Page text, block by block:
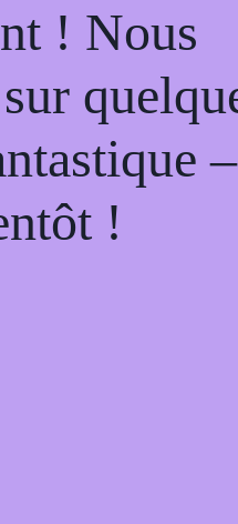
! Nous
–
!